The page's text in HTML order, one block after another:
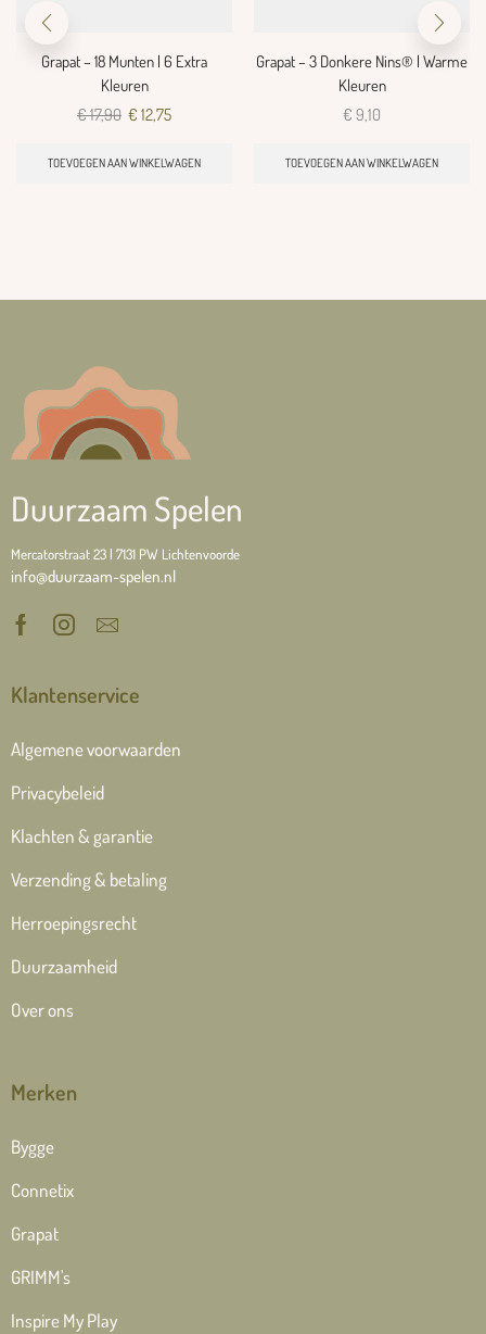
Grapat – 18 Munten | 6 Extra
Kleuren
€17,90 € 12,75
TOEVOEGEN AAN WINKELWAGEN
Grapat – 3 Donkere Nins® | Warme
Kleuren
€ 9,10
TOEVOEGEN AAN WINKELWAGEN
Duurzaam Spelen
Mercatorstraat 23 | 7131 PW Lichtenvoorde
info@duurzaam-spelen.nl
Klantenservice
Algemene voorwaarden
Privacybeleid
Klachten & garantie
Verzending & betaling
Herroepingsrecht
Duurzaamheid
Over ons
Merken
Bygge
Connetix
Grapat
GRIMM's
Inspire My Play